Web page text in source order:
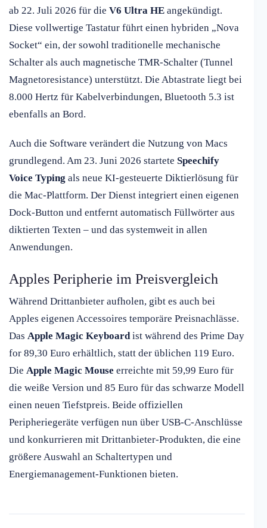
ab 22. Juli 2026 für die V6 Ultra HE angekündigt.
Diese vollwertige Tastatur führt einen hybriden „Nova
Socket“ ein, der sowohl traditionelle mechanische
Schalter als auch magnetische TMR-Schalter (Tunnel
Magnetoresistance) unterstützt. Die Abtastrate liegt bei
8.000 Hertz für Kabelverbindungen, Bluetooth 5.3 ist
ebenfalls an Bord.
Auch die Software verändert die Nutzung von Macs
grundlegend. Am 23. Juni 2026 startete Speechify
Voice Typing als neue KI-gesteuerte Diktierlösung für
die Mac-Plattform. Der Dienst integriert einen eigenen
Dock-Button und entfernt automatisch Füllwörter aus
diktierten Texten – und das systemweit in allen
Anwendungen.
Apples Peripherie im Preisvergleich
Während Drittanbieter aufholen, gibt es auch bei
Apples eigenen Accessoires temporäre Preisnachlässe.
Das Apple Magic Keyboardist während des Prime Day
for 89,30 Euro erhältlich, statt der üblichen 119 Euro.
Die Apple Magic Mouse erreichte mit 59,99 Euro für
die weiße Version und 85 Euro für das schwarze Modell
einen neuen Tiefstpreis. Beide offiziellen
Peripheriegeräte verfügen nun über USB-C-Anschlüsse
und konkurrieren mit Drittanbieter-Produkten, die eine
größere Auswahl an Schaltertypen und
Energiemanagement-Funktionen bieten.